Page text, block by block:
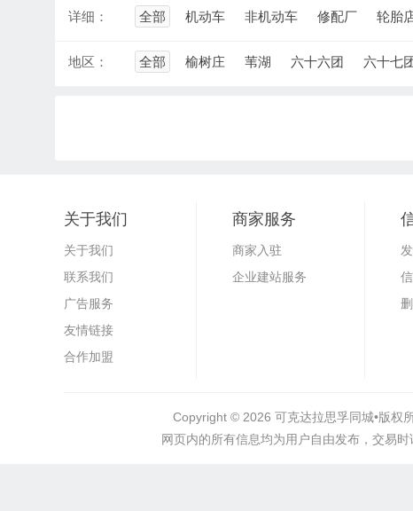
详细： 全部 机动车 非机动车 修配厂 轮胎
地区： 全部 榆树庄 苇湖 六十六团 六十七
关于我们
关于我们
联系我们
广告服务
友情链接
合作加盟
商家服务
商家入驻
企业建站服务
Copyright © 2026 可克达拉思孚同城•版权
网页内的所有信息均为用户自由发布，交易